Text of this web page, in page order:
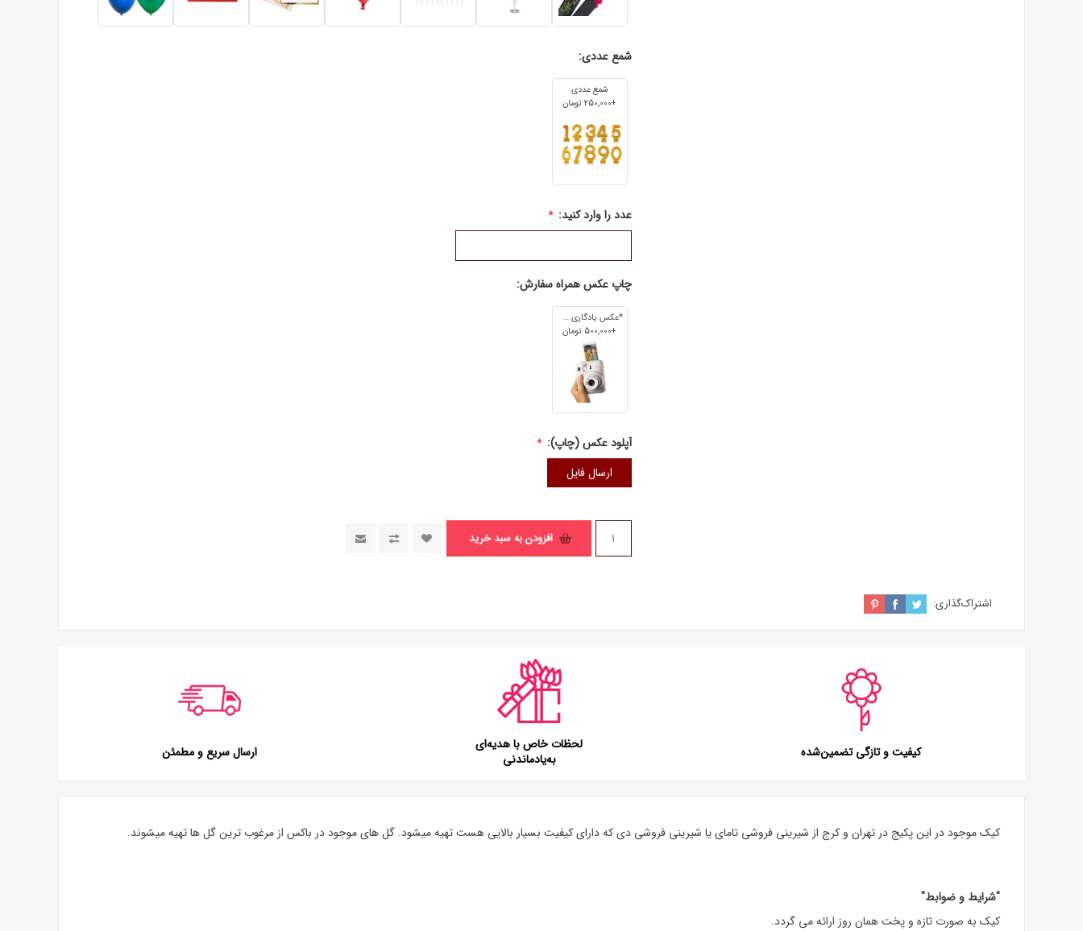
شمع عددی:
شمع عددی
+250٬000 تومان
عدد را وارد کنید: *
چاپ عکس همراه سفارش:
*عکس یادگاری 7cm*5cm
+500٬000 تومان
آپلود عکس (چاپ): *
ارسال فایل
افزودن به سبد خرید
اشتراک‌گذاری:
کیفیت و تازگی تضمین‌شده
لحظات خاص با هدیه‌ای
به‌یادماندنی
ارسال سریع و مطمئن
کیک موجود در این پکیج در تهران و کرج از شیرینی فروشی تامای یا شیرینی فروشی دی که دارای کیفیت بسیار بالایی هست تهیه میشود. گل های موجود در باکس از مرغوب ترین گل ها تهیه میشوند.
"شرایط و ضوابط"
کیک به صورت تازه و پخت همان روز ارائه می گردد.